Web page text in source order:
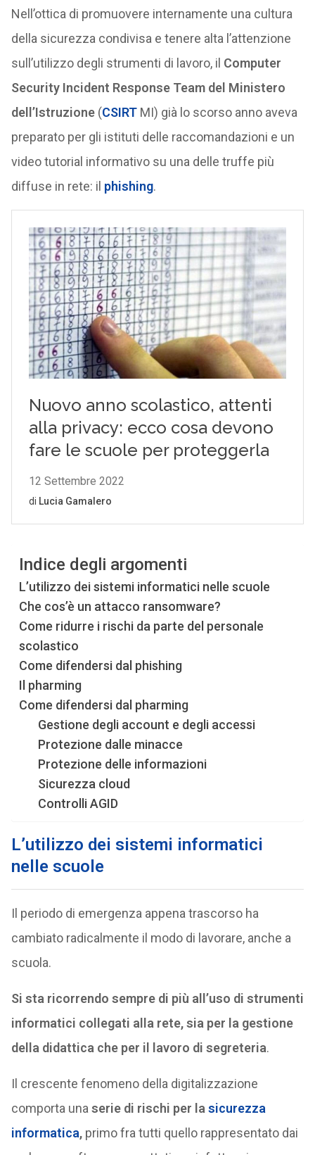
Nell’ottica di promuovere internamente una cultura
della sicurezza condivisa e tenere alta l’attenzione
sull’utilizzo degli strumenti di lavoro, il Computer
Security Incident Response Team del Ministero
dell’Istruzione (CSIRTMI) già lo scorso anno aveva
preparato per gli istituti delle raccomandazioni e un
video tutorial informativo su una delle truffe più
diffuse in rete: il phishing.
Indice degli argomenti
L’utilizzo dei sistemi informatici nelle scuole
Che cos’è un attacco ransomware?
Come ridurre i rischi da parte del personale
scolastico
Come difendersi dal phishing
Il pharming
Come difendersi dal pharming
Gestione degli account e degli accessi
Protezione dalle minacce
Protezione delle informazioni
Sicurezza cloud
Controlli AGID
L’utilizzo dei sistemi informatici
nelle scuole
Il periodo di emergenza appena trascorso ha
cambiato radicalmente il modo di lavorare, anche a
scuola.
Si sta ricorrendo sempre di più all’uso di strumenti
informatici collegati alla rete, sia per la gestione
della didattica che per il lavoro di segreteria.
Il crescente fenomeno della digitalizzazione
comporta una serie di rischi per la sicurezza
informatica, primo fra tutti quello rappresentato dai